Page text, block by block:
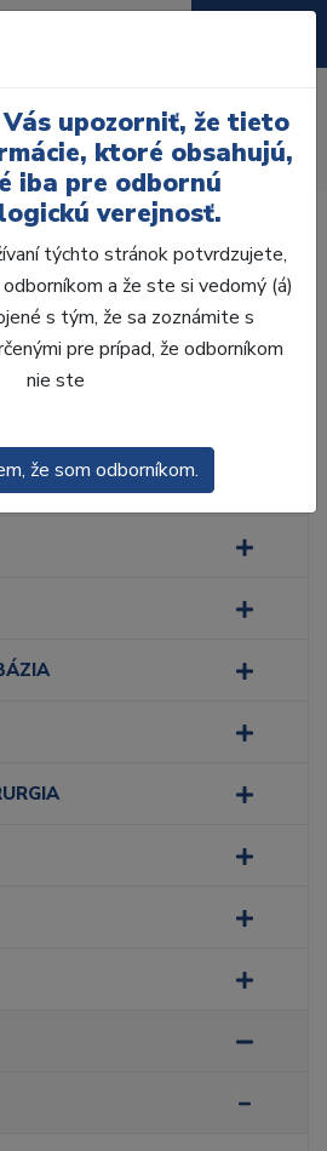
Dezinfekcia
upozorniť, že tieto
ktoré obsahujú,
iba pre odbornú
verejnosť.
týchto stránok potvrdzujete,
a že ste si vedomý (á)
s tým, že sa zoznámite s
pre prípad, že odborníkom
nie ste
že som odborníkom.